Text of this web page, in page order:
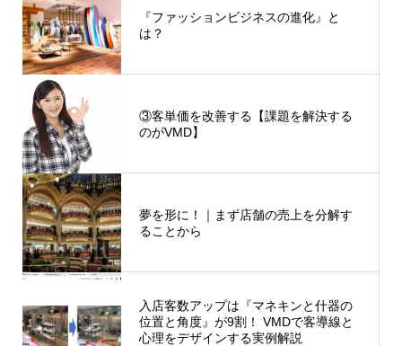
『ファッションビジネスの進化』と
は？
③客単価を改善する【課題を解決する
のがVMD】
夢を形に！｜まず店舗の売上を分解す
ることから
入店客数アップは『マネキンと什器の
位置と角度』が9割！ VMDで客導線と
心理をデザインする実例解説